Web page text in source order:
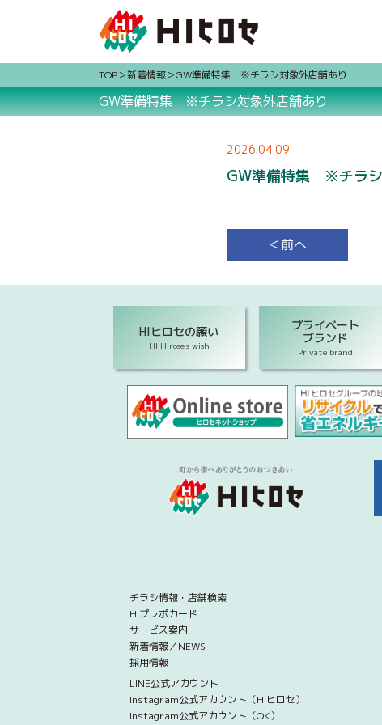
TOP 新着情報 GW準備特集 ※チラシ対象外店舗あり
GW準備特集 ※チラシ対象外店舗あり
2026.04.09
GW準備特集 ※チラシ
＜前へ
HIヒロセの願い
HI Hirose's wish
プライベート
ブランド
Private brand
チラシ情報・店舗検索
Hiプレポカード
サービス案内
新着情報／NEWS
採用情報
LINE公式アカウント
Instagram公式アカウント（HIヒロセ）
Instagram公式アカウント（OK）